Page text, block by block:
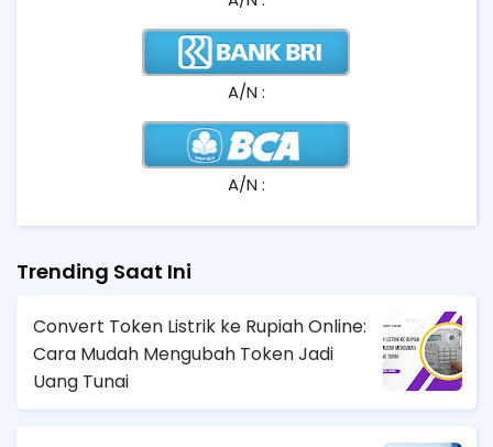
A/N :
A/N :
Trending Saat Ini
Convert Token Listrik ke Rupiah Online:
Cara Mudah Mengubah Token Jadi
Uang Tunai